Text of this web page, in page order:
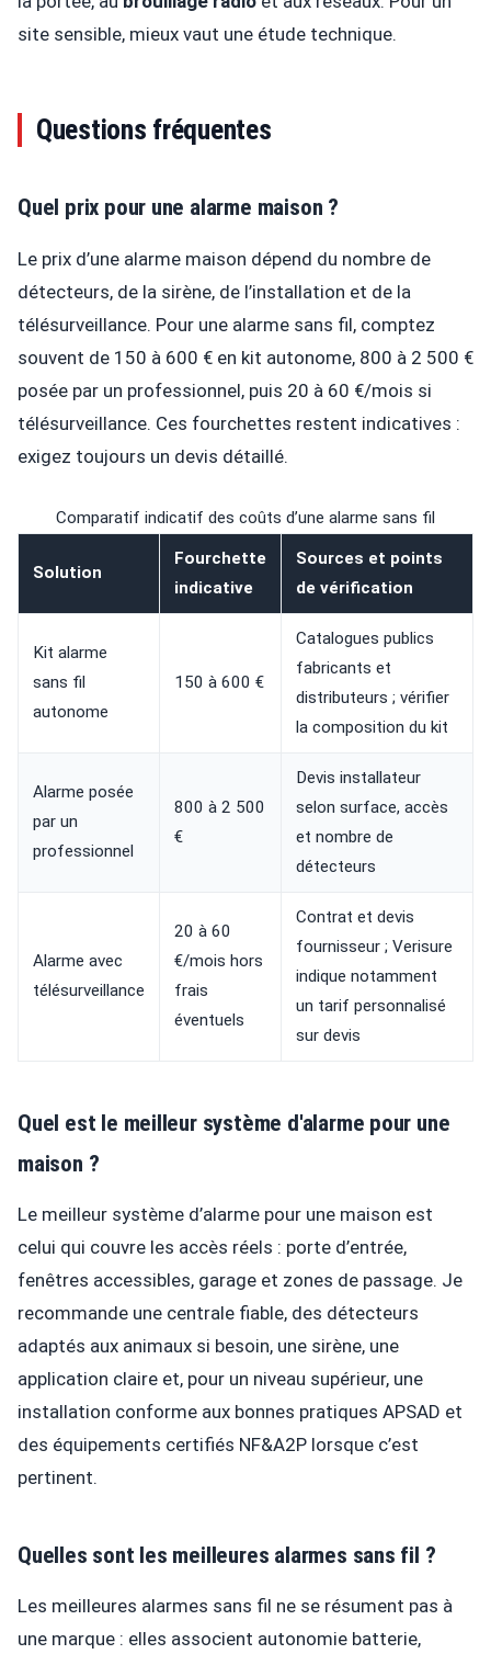
site sensible, mieux vaut une étude technique.
Questions fréquentes
Quel prix pour une alarme maison ?
Le prix d’une alarme maison dépend du nombre de
détecteurs, de la sirène, de l’installation et de la
télésurveillance. Pour une alarme sans fil, comptez
souvent de 150 à 600 € en kit autonome, 800 à 2 500 €
posée par un professionnel, puis 20 à 60 €/mois si
télésurveillance. Ces fourchettes restent indicatives :
exigez toujours un devis détaillé.
Comparatif indicatif des coûts d’une alarme sans fil
Solution
Fourchette
indicative
Sources et points
de vérification
Kit alarme
sans fil
autonome
150 à 600 €
Catalogues publics
fabricants et
distributeurs ; vérifier
la composition du kit
Alarme posée
par un
professionnel
800 à 2 500
€
Devis installateur
selon surface, accès
et nombre de
détecteurs
Alarme avec
télésurveillance
20 à 60
€/mois hors
frais
éventuels
Contrat et devis
fournisseur ; Verisure
indique notamment
un tarif personnalisé
sur devis
Quel est le meilleur système d'alarme pour une
maison ?
Le meilleur système d’alarme pour une maison est
celui qui couvre les accès réels : porte d’entrée,
fenêtres accessibles, garage et zones de passage. Je
recommande une centrale fiable, des détecteurs
adaptés aux animaux si besoin, une sirène, une
application claire et, pour un niveau supérieur, une
installation conforme aux bonnes pratiques APSAD et
des équipements certifiés NF&A2P lorsque c’est
pertinent.
Quelles sont les meilleures alarmes sans fil ?
Les meilleures alarmes sans fil ne se résument pas à
une marque : elles associent autonomie batterie,